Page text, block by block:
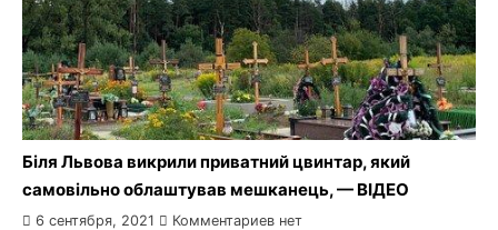
Біля Львова викрили приватний цвинтар, який
самовільно облаштував мешканець, — ВІДЕО
6 сентября, 2021 Комментариев нет